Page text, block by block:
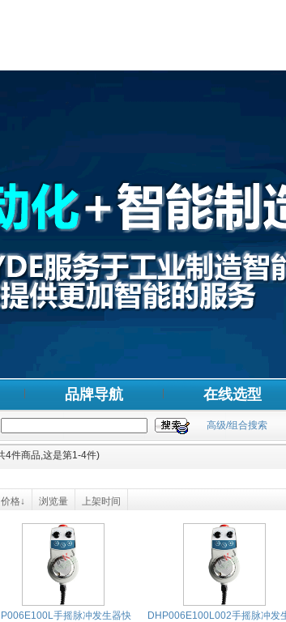
品牌导航 在线选型
高级/组合搜索
4件商品,这是第1-4件)
价格↓ 浏览量 上架时间
手摇脉冲发生器快
DHP006E100L002手摇脉冲发